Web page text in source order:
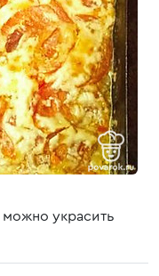
украсить